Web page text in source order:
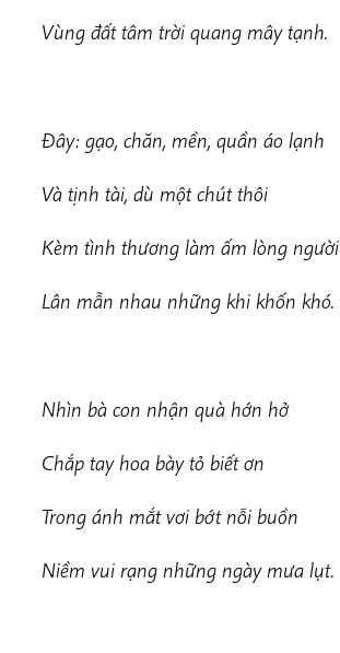
Vùng đất tâm trời quang mây tạnh.
Đây: gạo, chăn, mền, quần áo lạnh
Và tịnh tài, dù một chút thôi
Kèm tình thương làm ấm lòng người
Lân mẫn nhau những khi khốn khó.
Nhìn bà con nhận quà hớn hở
Chắp tay hoa bày tỏ biết ơn
Trong ánh mắt vơi bớt nỗi buồn
Niềm vui rạng những ngày mưa lụt.